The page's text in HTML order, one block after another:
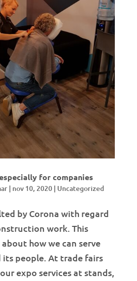
for companies
| nov 10, 2020| Uncategorized
by Corona with regard
work. This
how we can serve
its people. At trade fairs
expo services at stands,